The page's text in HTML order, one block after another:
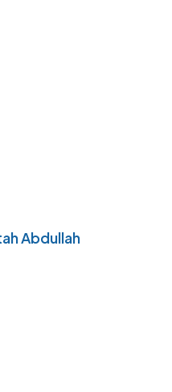
Abdullah